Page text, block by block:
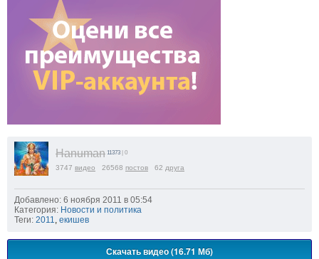
Hanuman 11373 | 0
3747 видео 26568 постов 62 друга
Добавлено: 6 ноября 2011 в 05:54
Категория: Новости и политика
Теги: 2011 екишев
Скачать видео (16.71 Мб)